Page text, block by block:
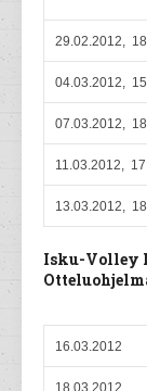
29.02.2012,
04.03.2012,
07.03.2012,
11.03.2012,
13.03.2012,
Isku-Volley
16.03.2012
18.03.2012